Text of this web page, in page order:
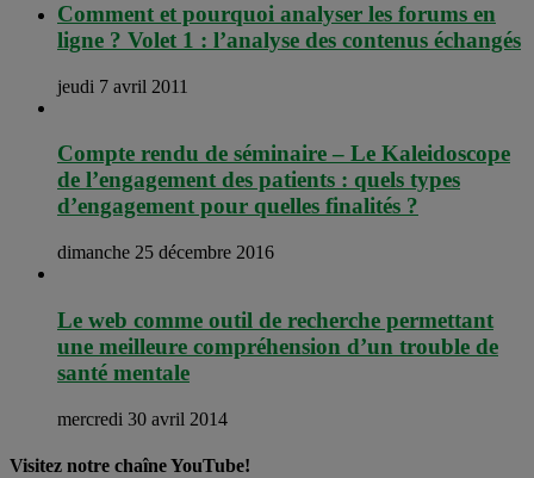
Comment et pourquoi analyser les forums en
ligne ? Volet 1 : l’analyse des contenus échangés
jeudi 7 avril 2011
Compte rendu de séminaire – Le Kaleidoscope
de l’engagement des patients : quels types
d’engagement pour quelles finalités ?
dimanche 25 décembre 2016
Le web comme outil de recherche permettant
une meilleure compréhension d’un trouble de
santé mentale
mercredi 30 avril 2014
Visitez notre chaîne YouTube!